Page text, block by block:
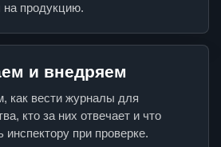
на продукцию.
и внедряем
как вести журналы для
кто за них отвечает и что
инспектору при проверке.